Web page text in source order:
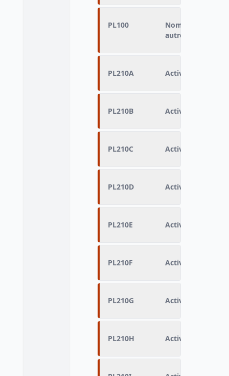
PL100
Nombre total
autres emplois
PL210A Activité
PL210B Activité
PL210C Activité
PL210D Activité
PL210E Activité
PL210F Activité
PL210G Activité
PL210H Activité